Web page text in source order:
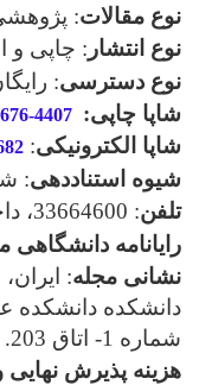
نوع مقالات:
نوع انتشار : چاپی و
نوع دسترسی:
شاپا چاپی:
شاپا الکترونیکی:
شیوه استناددهی:
تلفن: 33664600، داخلی 2243
رایانامه دانشگاهی
نشانی مجله:
دانشکده دانشکده
شماره 1- اتاق 203. کدپستی 6617715175
هزینه پذیرش نهایی